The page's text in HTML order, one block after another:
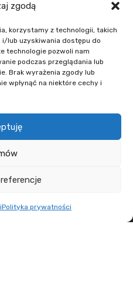
zgodą
korzystamy z technologii, takich
i/lub uzyskiwania dostępu do
technologie pozwoli nam
podczas przeglądania lub
Brak wyrażenia zgody lub
wpłynąć na niektóre cechy i
Polityka prywatności
Poznań